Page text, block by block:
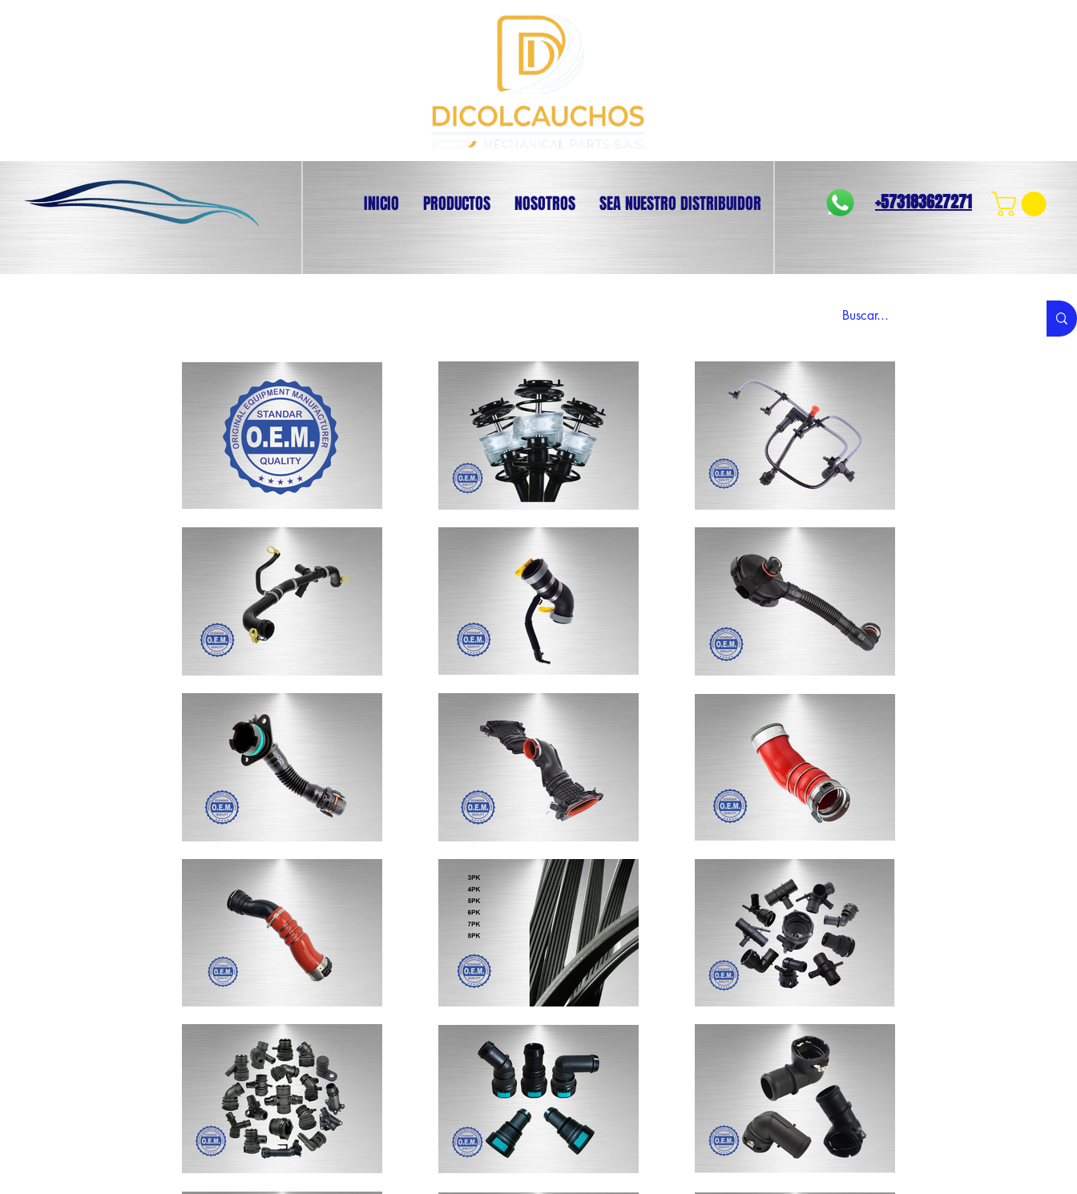
INICIO PRODUCTOS NOSOTROS SEA NUESTRO DISTRIBUIDOR +573183627271